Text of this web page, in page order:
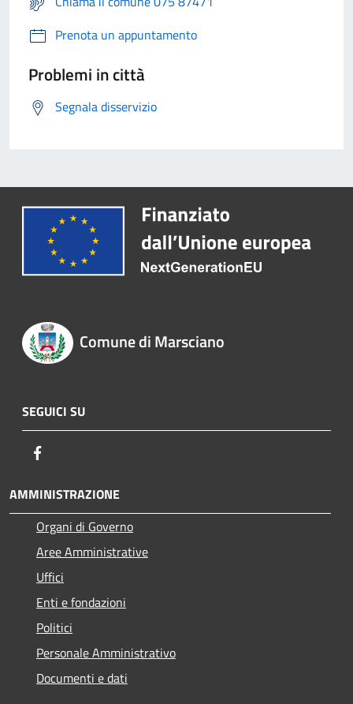
Prenota un appuntamento
Problemi in città
Segnala disservizio
Comune di Marsciano
SEGUICI SU
AMMINISTRAZIONE
Organi di Governo
Aree Amministrative
Uffici
Enti e fondazioni
Politici
Personale Amministrativo
Documenti e dati